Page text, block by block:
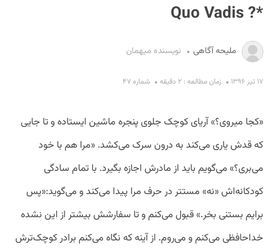
*? Quo Vadis
ملیحه آگاهی نویسنده میهمان
۱۷ تیر ۱۳۹۶ زمان مطالعه : ۲ دقیقه شماره ۴۷
«کجا میروی؟» آریای کوچک جلوی پنجره ماشین ایستاده و تا جایی
که قدش یاری می‌کند به درون سرک می‌کشد. «مرا هم با خود
می‌بری؟» می‌گویم باید از مادرش اجازه بگیرد. با تمام سادگی
کودکانه‌اش «نه» مستتر در حرف مرا پیدا می‌کند و می‌گوید:«پس
برایم بستنی بخر.» قبول می‌کنم و تا سفارشش بیشتر از این نشده
خداحافظی می‌کنم و می‌روم. از آینه که نگاه می‌کنم برادر کوچک‌ترش